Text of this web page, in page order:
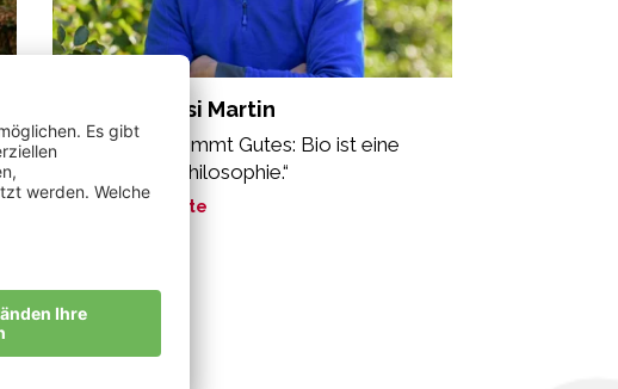
LesinaDebiasi Martin
„Von Gutem kommt Gutes: Bio ist eine
ganzheitliche Philosophie.“
Meine Geschichte